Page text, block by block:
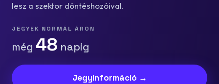
lesz a szektor döntéshozóival.
JEGYEK NORMÁL ÁRON
még 48 napig
Jegyinformáció →